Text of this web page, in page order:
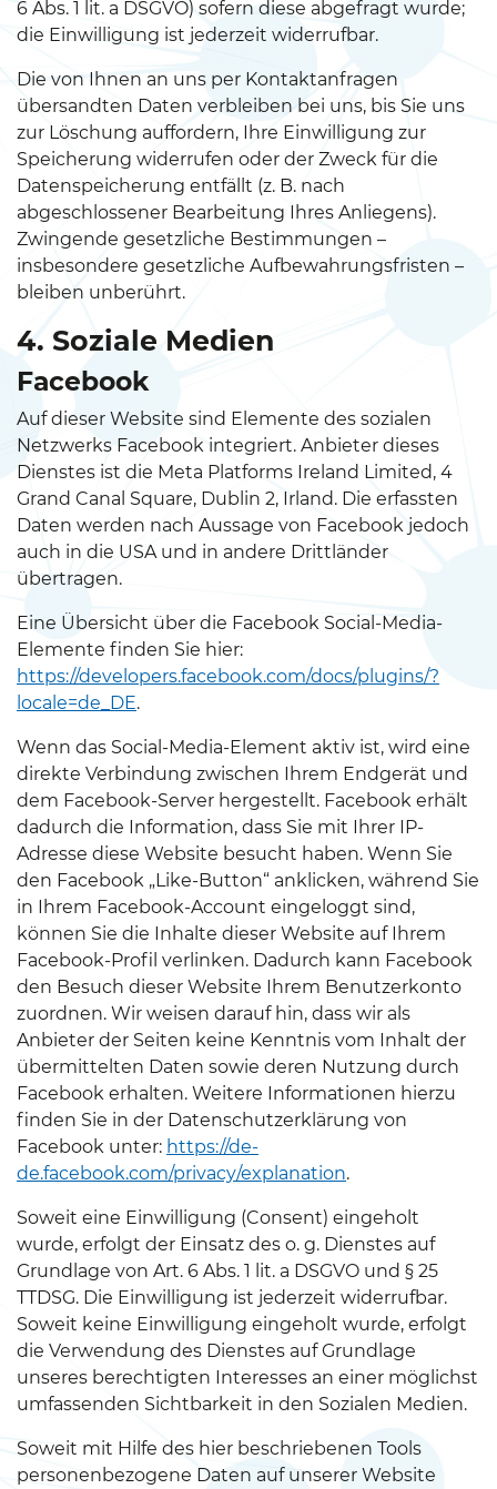
6 Abs. 1 lit. a DSGVO) sofern diese abgefragt wurde;
die Einwilligung ist jederzeit widerrufbar.
Die von Ihnen an uns per Kontaktanfragen
übersandten Daten verbleiben bei uns, bis Sie uns
zur Löschung auffordern, Ihre Einwilligung zur
Speicherung widerrufen oder der Zweck für die
Datenspeicherung entfällt (z. B. nach
abgeschlossener Bearbeitung Ihres Anliegens).
Zwingende gesetzliche Bestimmungen –
insbesondere gesetzliche Aufbewahrungsfristen –
bleiben unberührt.
4. Soziale Medien
Facebook
Auf dieser Website sind Elemente des sozialen
Netzwerks Facebook integriert. Anbieter dieses
Dienstes ist die Meta Platforms Ireland Limited, 4
Grand Canal Square, Dublin 2, Irland. Die erfassten
Daten werden nach Aussage von Facebook jedoch
auch in die USA und in andere Drittländer
übertragen.
Eine Übersicht über die Facebook Social-Media-
Elemente finden Sie hier:
https://developers.facebook.com/docs/plugins/?
locale=de_DE.
Wenn das Social-Media-Element aktiv ist, wird eine
direkte Verbindung zwischen Ihrem Endgerät und
dem Facebook-Server hergestellt. Facebook erhält
dadurch die Information, dass Sie mit Ihrer IP-
Adresse diese Website besucht haben. Wenn Sie
den Facebook „Like-Button“ anklicken, während Sie
in Ihrem Facebook-Account eingeloggt sind,
können Sie die Inhalte dieser Website auf Ihrem
Facebook-Profil verlinken. Dadurch kann Facebook
den Besuch dieser Website Ihrem Benutzerkonto
zuordnen. Wir weisen darauf hin, dass wir als
Anbieter der Seiten keine Kenntnis vom Inhalt der
übermittelten Daten sowie deren Nutzung durch
Facebook erhalten. Weitere Informationen hierzu
finden Sie in der Datenschutzerklärung von
Facebook unter: https://de-
de.facebook.com/privacy/explanation.
Soweit eine Einwilligung (Consent) eingeholt
wurde, erfolgt der Einsatz des o. g. Dienstes auf
Grundlage von Art. 6 Abs. 1 lit. a DSGVO und § 25
TTDSG. Die Einwilligung ist jederzeit widerrufbar.
Soweit keine Einwilligung eingeholt wurde, erfolgt
die Verwendung des Dienstes auf Grundlage
unseres berechtigten Interesses an einer möglichst
umfassenden Sichtbarkeit in den Sozialen Medien.
Soweit mit Hilfe des hier beschriebenen Tools
personenbezogene Daten auf unserer Website